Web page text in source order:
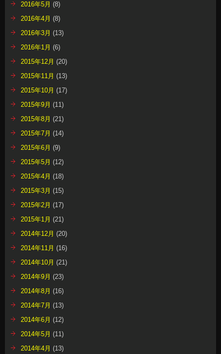
2016年5月 (8)
2016年4月 (8)
2016年3月 (13)
2016年1月 (6)
2015年12月 (20)
2015年11月 (13)
2015年10月 (17)
2015年9月 (11)
2015年8月 (21)
2015年7月 (14)
2015年6月 (9)
2015年5月 (12)
2015年4月 (18)
2015年3月 (15)
2015年2月 (17)
2015年1月 (21)
2014年12月 (20)
2014年11月 (16)
2014年10月 (21)
2014年9月 (23)
2014年8月 (16)
2014年7月 (13)
2014年6月 (12)
2014年5月 (11)
2014年4月 (13)